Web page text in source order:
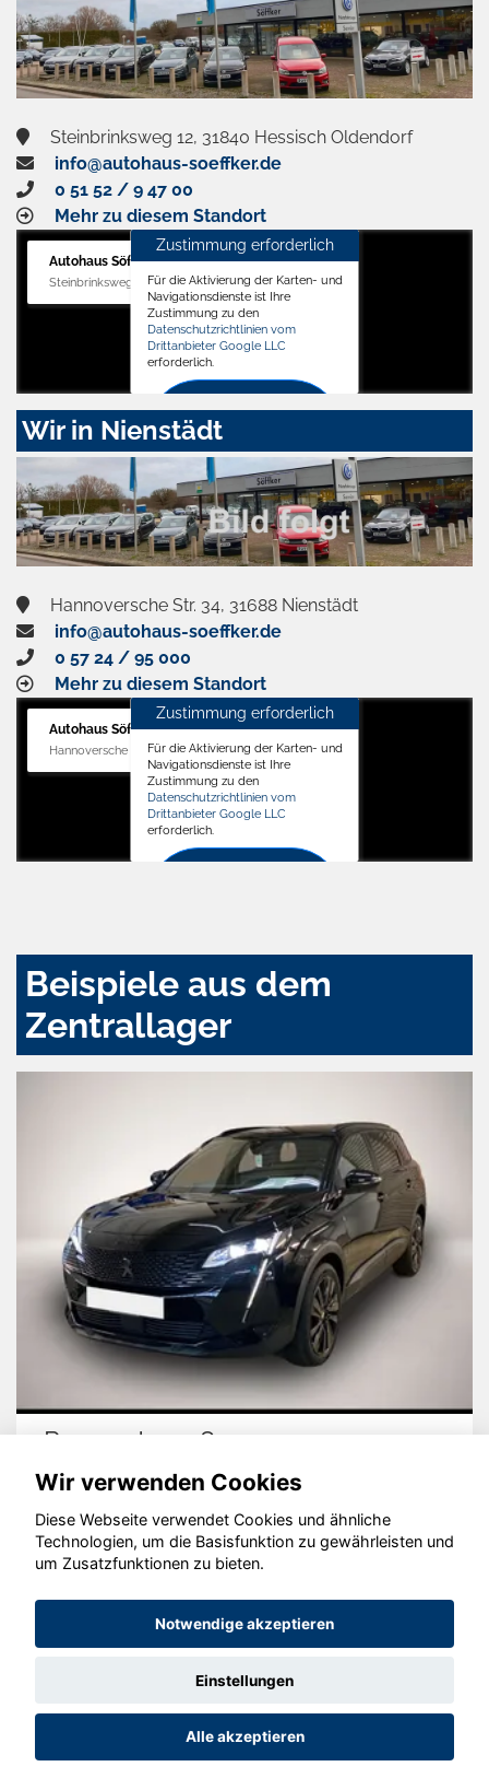
Steinbrinksweg 12, 31840 Hessisch Oldendorf
info@autohaus-soeffker.de
0 51 52 / 9 47 00
Mehr zu diesem Standort
Autohaus Söffker GmbH
Steinbrinksweg 12, 31840 Hessisch Oldendorf
Zustimmung erforderlich
Für die Aktivierung der Karten- und
Navigationsdienste ist Ihre
Zustimmung zu den
Datenschutzrichtlinien vom
Drittanbieter Google LLC
erforderlich.
Zustimmen
aktivieren
Wir in Nienstädt
Hannoversche Str. 34, 31688 Nienstädt
info@autohaus-soeffker.de
0 57 24 / 95 000
Mehr zu diesem Standort
Autohaus Söffker GmbH
Hannoversche Str. 34, 31688 Nienstädt
Zustimmung erforderlich
Für die Aktivierung der Karten- und
Navigationsdienste ist Ihre
Zustimmung zu den
Datenschutzrichtlinien vom
Drittanbieter Google LLC
erforderlich.
Beispiele aus dem
Zentrallager
Peugeot 5008
© konjunkturmotor.de GmbH 2020 - 2026
Wir verwenden Cookies
Diese Webseite verwendet Cookies und ähnliche
Technologien, um die Basisfunktion zu gewährleisten und
um Zusatzfunktionen zu bieten.
Notwendige akzeptieren
Einstellungen
Alle akzeptieren